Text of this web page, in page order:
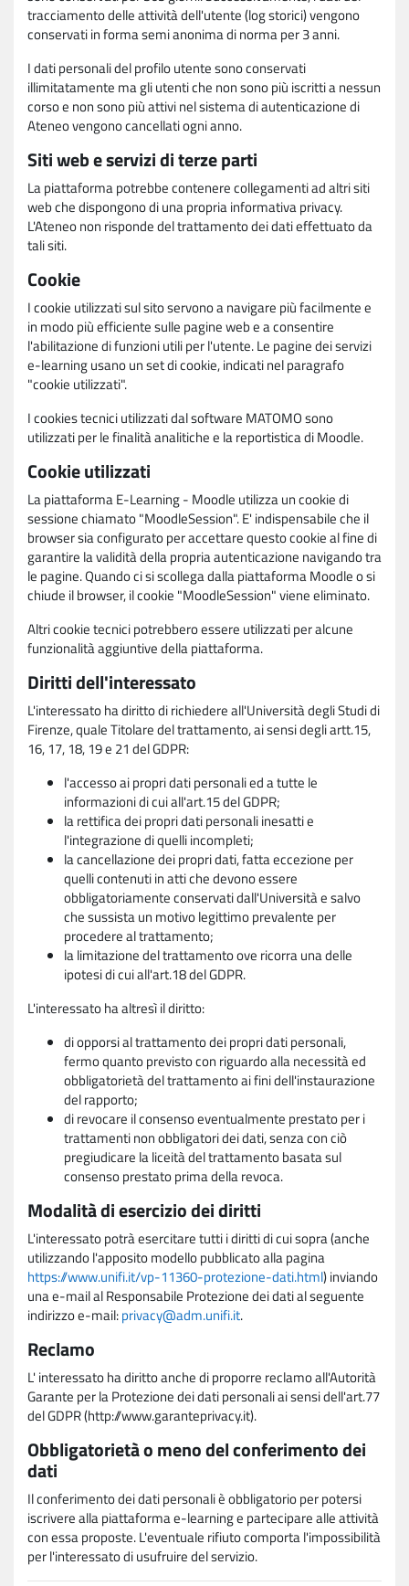
tracciamento delle attività dell'utente (log storici) vengono
conservati in forma semi anonima di norma per 3 anni.
I dati personali del profilo utente sono conservati
illimitatamente ma gli utenti che non sono più iscritti a nessun
corso e non sono più attivi nel sistema di autenticazione di
Ateneo vengono cancellati ogni anno.
Siti web e servizi di terze parti
La piattaforma potrebbe contenere collegamenti ad altri siti
web che dispongono di una propria informativa privacy.
L'Ateneo non risponde del trattamento dei dati effettuato da
tali siti.
Cookie
I cookie utilizzati sul sito servono a navigare più facilmente e
in modo più efficiente sulle pagine web e a consentire
l'abilitazione di funzioni utili per l'utente. Le pagine dei servizi
e-learning usano un set di cookie, indicati nel paragrafo
"cookie utilizzati".
I cookies tecnici utilizzati dal software MATOMO sono
utilizzati per le finalità analitiche e la reportistica di Moodle.
Cookie utilizzati
La piattaforma E-Learning - Moodle utilizza un cookie di
sessione chiamato "MoodleSession". E' indispensabile che il
browser sia configurato per accettare questo cookie al fine di
garantire la validità della propria autenticazione navigando tra
le pagine. Quando ci si scollega dalla piattaforma Moodle o si
chiude il browser, il cookie "MoodleSession" viene eliminato.
Altri cookie tecnici potrebbero essere utilizzati per alcune
funzionalità aggiuntive della piattaforma.
Diritti dell'interessato
L'interessato ha diritto di richiedere all'Università degli Studi di
Firenze, quale Titolare del trattamento, ai sensi degli artt.15,
16, 17, 18, 19 e 21 del GDPR:
l'accesso ai propri dati personali ed a tutte le
informazioni di cui all'art.15 del GDPR;
la rettifica dei propri dati personali inesatti e
l'integrazione di quelli incompleti;
la cancellazione dei propri dati, fatta eccezione per
quelli contenuti in atti che devono essere
obbligatoriamente conservati dall'Università e salvo
che sussista un motivo legittimo prevalente per
procedere al trattamento;
la limitazione del trattamento ove ricorra una delle
ipotesi di cui all'art.18 del GDPR.
L'interessato ha altresì il diritto:
di opporsi al trattamento dei propri dati personali,
fermo quanto previsto con riguardo alla necessità ed
obbligatorietà del trattamento ai fini dell'instaurazione
del rapporto;
di revocare il consenso eventualmente prestato per i
trattamenti non obbligatori dei dati, senza con ciò
pregiudicare la liceità del trattamento basata sul
consenso prestato prima della revoca.
Modalità di esercizio dei diritti
L'interessato potrà esercitare tutti i diritti di cui sopra (anche
utilizzando l'apposito modello pubblicato alla pagina
https://www.unifi.it/vp-11360-protezione-dati.html) inviando
una e-mail al Responsabile Protezione dei dati al seguente
indirizzo e-mail:privacy@adm.unifi.it.
Reclamo
L' interessato ha diritto anche di proporre reclamo all'Autorità
Garante per la Protezione dei dati personali ai sensi dell'art.77
del GDPR (http://www.garanteprivacy.it).
Obbligatorietà o meno del conferimento dei
dati
Il conferimento dei dati personali è obbligatorio per potersi
iscrivere alla piattaforma e-learning e partecipare alle attività
con essa proposte. L'eventuale rifiuto comporta l'impossibilità
per l'interessato di usufruire del servizio.